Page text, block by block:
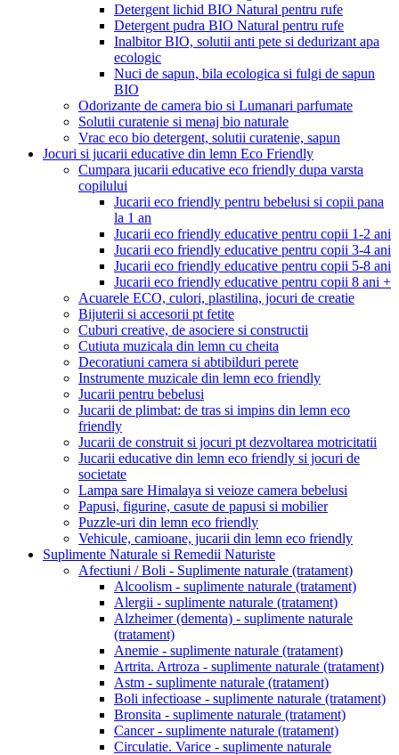
Detergent lichid BIO Natural pentru rufe
Detergent pudra BIO Natural pentru rufe
Inalbitor BIO, solutii anti pete si dedurizant apa
ecologic
Nuci de sapun, bila ecologica si fulgi de sapun
BIO
Odorizante de camera bio si Lumanari parfumate
Solutii curatenie si menaj bio naturale
Vrac eco bio detergent, solutii curatenie, sapun
Jocuri si jucarii educative din lemn Eco Friendly
Cumpara jucarii educative eco friendly dupa varsta
copilului
Jucarii eco friendly pentru bebelusi si copii pana
la 1 an
Jucarii eco friendly educative pentru copii 1-2 ani
Jucarii eco friendly educative pentru copii 3-4 ani
Jucarii eco friendly educative pentru copii 5-8 ani
Jucarii eco friendly educative pentru copii 8 ani +
Acuarele ECO, culori, plastilina, jocuri de creatie
Bijuterii si accesorii pt fetite
Cuburi creative, de asociere si constructii
Cutiuta muzicala din lemn cu cheita
Decoratiuni camera si abtibilduri perete
Instrumente muzicale din lemn eco friendly
Jucarii pentru bebelusi
Jucarii de plimbat: de tras si impins din lemn eco
friendly
Jucarii de construit si jocuri pt dezvoltarea motricitatii
Jucarii educative din lemn eco friendly si jocuri de
societate
Lampa sare Himalaya si veioze camera bebelusi
Papusi, figurine, casute de papusi si mobilier
Puzzle-uri din lemn eco friendly
Vehicule, camioane, jucarii din lemn eco friendly
Suplimente Naturale si Remedii Naturiste
Afectiuni / Boli - Suplimente naturale (tratament)
Alcoolism - suplimente naturale (tratament)
Alergii - suplimente naturale (tratament)
Alzheimer (dementa) - suplimente naturale
(tratament)
Anemie - suplimente naturale (tratament)
Artrita. Artroza - suplimente naturale (tratament)
Astm - suplimente naturale (tratament)
Boli infectioase - suplimente naturale (tratament)
Bronsita - suplimente naturale (tratament)
Cancer - suplimente naturale (tratament)
Circulatie. Varice - suplimente naturale